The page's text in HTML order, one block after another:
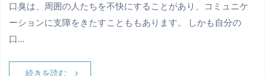
口臭は、周囲の人たちを不快にすることがあり、コミュニケ
ーションに支障をきたすことももあります。 しかも自分の
口…
続きを読む